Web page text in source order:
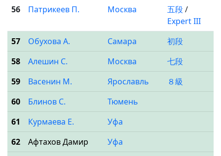
56
Патрикеев П. Москва 五段/
Expert III
57
Обухова А. Самара
初段
58
Алешин С. Москва
七段
59
Васенин М. Ярославль
８級
60
Блинов С.
Тюмень
61
Курмаева Е.
Уфа
62
Афтахов Дамир
Уфа